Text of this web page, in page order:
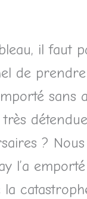
il faut
de
sans
?
l’a